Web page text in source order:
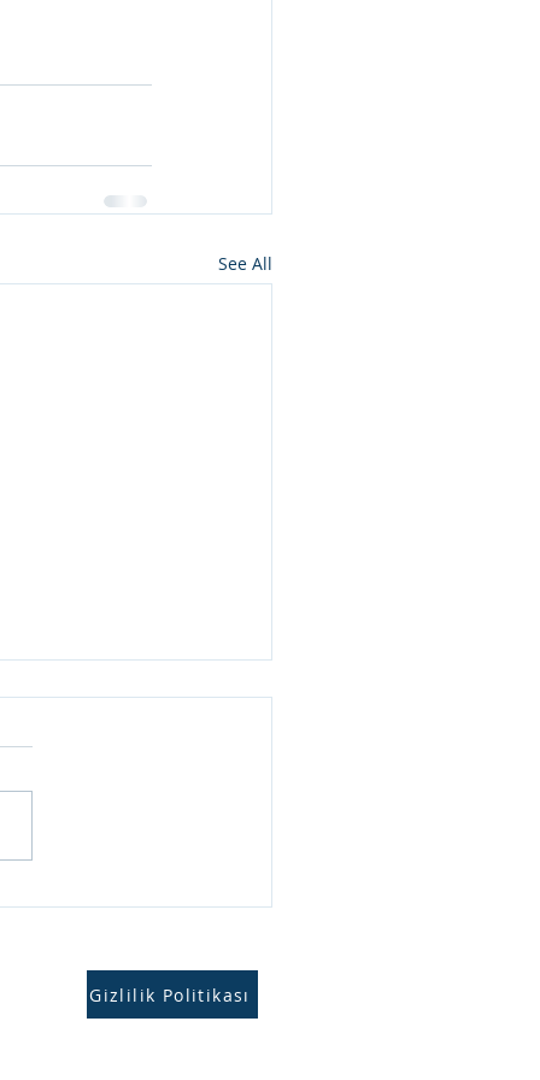
See All
Satış Yöntemleri
Gizlilik Politikası